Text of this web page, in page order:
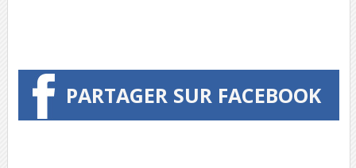
PARTAGER SUR FACEBOOK